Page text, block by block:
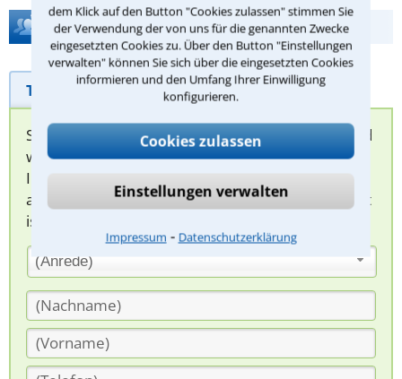
dem Klick auf den Button "Cookies zulassen" stimmen Sie
der Verwendung der von uns für die genannten Zwecke
eingesetzten Cookies zu. Über den Button "Einstellungen
verwalten" können Sie sich über die eingesetzten Cookies
informieren und den Umfang Ihrer Einwilligung
konfigurieren.
Cookies zulassen
Einstellungen verwalten
Impressum ⁃ Datenschutzerklärung
Hilfe bei Ihrer Anwaltsuche?
Telefonhilfe Beratungsanfrage
Sie können hier Ihren Fall schildern. Anschließend
werden sich spezialisierte Rechtsanwälte bei
Ihnen melden, um das weitere Vorgehen
abzuklären. Die Rückmeldung durch einen Anwalt
ist für Sie kostenlos.
(Anrede)